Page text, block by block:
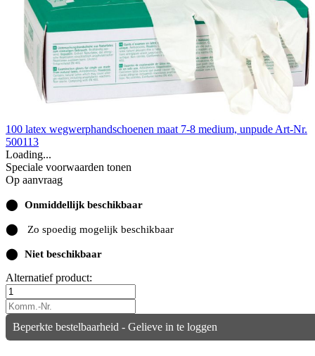
100 latex wegwerphandschoenen maat 7-8 medium, unpude Art-Nr.
500113
Loading...
Speciale voorwaarden tonen
Op aanvraag
⬤ Onmiddellijk beschikbaar
⬤ Zo spoedig mogelijk beschikbaar
⬤ Niet beschikbaar
Alternatief product:
Beperkte bestelbaarheid - Gelieve in te loggen